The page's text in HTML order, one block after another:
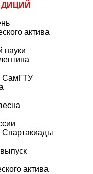
актива
науки
СамГТУ
Спартакиады
актива